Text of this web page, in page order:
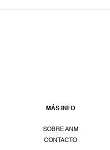
MÁS INFO
SOBRE ANM
CONTACTO